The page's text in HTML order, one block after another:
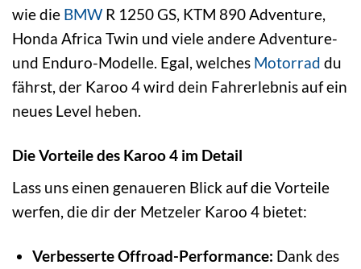
wie die BMW R 1250 GS, KTM 890 Adventure,
Honda Africa Twin und viele andere Adventure-
und Enduro-Modelle. Egal, welches Motorrad du
fährst, der Karoo 4 wird dein Fahrerlebnis auf ein
neues Level heben.
Die Vorteile des Karoo 4 im Detail
Lass uns einen genaueren Blick auf die Vorteile
werfen, die dir der Metzeler Karoo 4 bietet:
Verbesserte Offroad-Performance: Dank des